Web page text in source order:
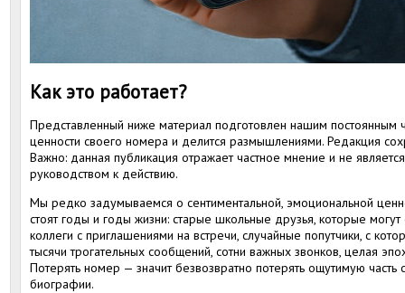
Как это работает?
Представленный ниже материал подготовлен нашим постоянным
ценности своего номера и делится размышлениями. Редакция
Важно: данная публикация отражает частное мнение и не
руководством к действию.
Мы редко задумываемся о сентиментальной, эмоциональной
стоят годы и годы жизни: старые школьные друзья, которые
коллеги с приглашениями на встречи, случайные попутчики, с
тысячи трогательных сообщений, сотни важных звонков, целая
Потерять номер — значит безвозвратно потерять ощутимую часть
биографии.